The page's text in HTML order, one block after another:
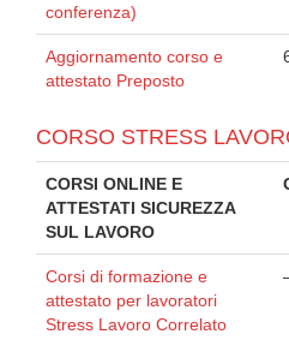
conferenza)
Aggiornamento corso e
attestato Preposto
CORSO STRESS
CORSI ONLINE E
ATTESTATI SICUREZZA
SUL LAVORO
Corsi di formazione e
attestato per lavoratori
Stress Lavoro Correlato